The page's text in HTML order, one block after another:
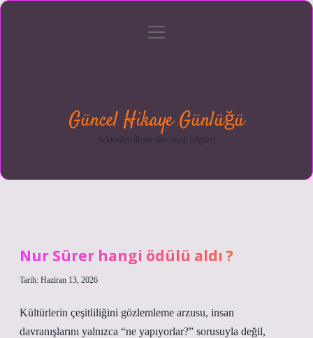
menüyü
Güncel Hikaye Günlüğü
Sektörden ilham alan neşeli bilgiler!
Nur Sürer hangi ödülü aldı ?
Tarih: Haziran 13, 2026
Kültürlerin çeşitliliğini gözlemleme arzusu, insan
davranışlarını yalnızca “ne yapıyorlar?” sorusuyla değil,